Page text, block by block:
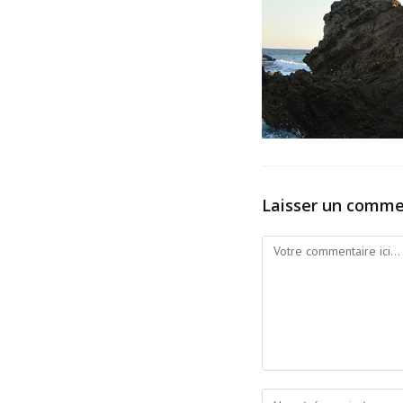
Laisser un
Comment
Enter